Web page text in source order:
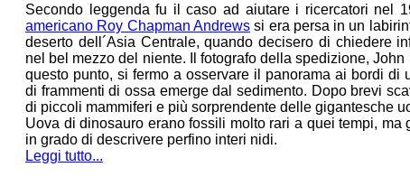
Secondo leggenda fu il caso ad aiutare i ricercatori nel
americano Roy Chapman Andrewssi era persa in un
deserto dell´Asia Centrale, quando decisero di chiedere
nel bel mezzo del niente. Il fotografo della spedizione,
questo punto, si fermo a osservare il panorama ai bordi di
di frammenti di ossa emerge dal sedimento. Dopo brevi
di piccoli mammiferi e più sorprendente delle gigantesche
Uova di dinosauro erano fossili molto rari a quei tempi, ma
in grado di descrivere perfino interi nidi.
Leggi tutto...